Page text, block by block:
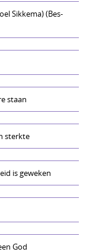
(Bes-
staan
sterkte
is geweken
God